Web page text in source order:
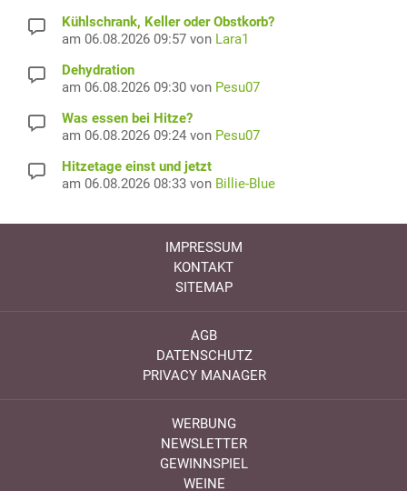
Kühlschrank, Keller oder Obstkorb?
am 06.08.2026 09:57 von Lara1
Dehydration
am 06.08.2026 09:30 von Pesu07
Was essen bei Hitze?
am 06.08.2026 09:24 von Pesu07
Hitzetage einst und jetzt
am 06.08.2026 08:33 von Billie-Blue
IMPRESSUM
KONTAKT
SITEMAP
AGB
DATENSCHUTZ
PRIVACY MANAGER
WERBUNG
NEWSLETTER
GEWINNSPIEL
WEINE